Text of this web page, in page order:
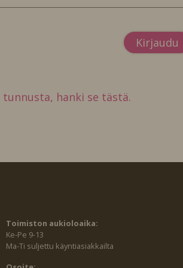
tunnusta, hanki se tästä.
Toimiston aukioloaika:
Ke-Pe 9-13
Ma-Ti suljettu käyntiasiakkailta